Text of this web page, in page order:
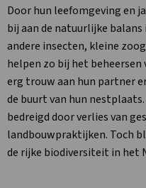
Door hun leefomgeving en
bij aan de natuurlijke
andere insecten, kleine
helpen zo bij het
erg trouw aan hun partner
de buurt van hun
bedreigd door verlies van
landbouwpraktijken. Toch
de rijke biodiversiteit in het